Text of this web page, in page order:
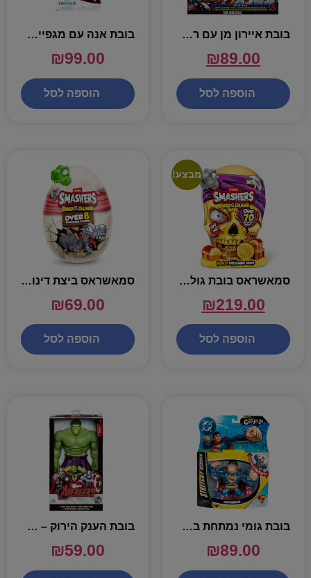
בובת איירון מן עם רחפן – MARVEL
₪89.00
הוספה לסל
בובת אנה עם מגפיים – DISENY
₪99.00
הוספה לסל
מבצע!
סמאשראס בובת גולגולת עם הפתעות 70 – SMASHERS DINO ISLAND
₪219.00
הוספה לסל
סמאשראס ביצת דינוזאור עם 8 הפתעות – SMASHERS DINO ISLAND
₪69.00
הוספה לסל
בובת גומי נמתחת בקופסא – סופרמן
₪89.00
בובת הענק הירוק – MARVEL
₪59.00